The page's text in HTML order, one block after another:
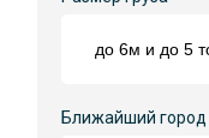
Ближайший город